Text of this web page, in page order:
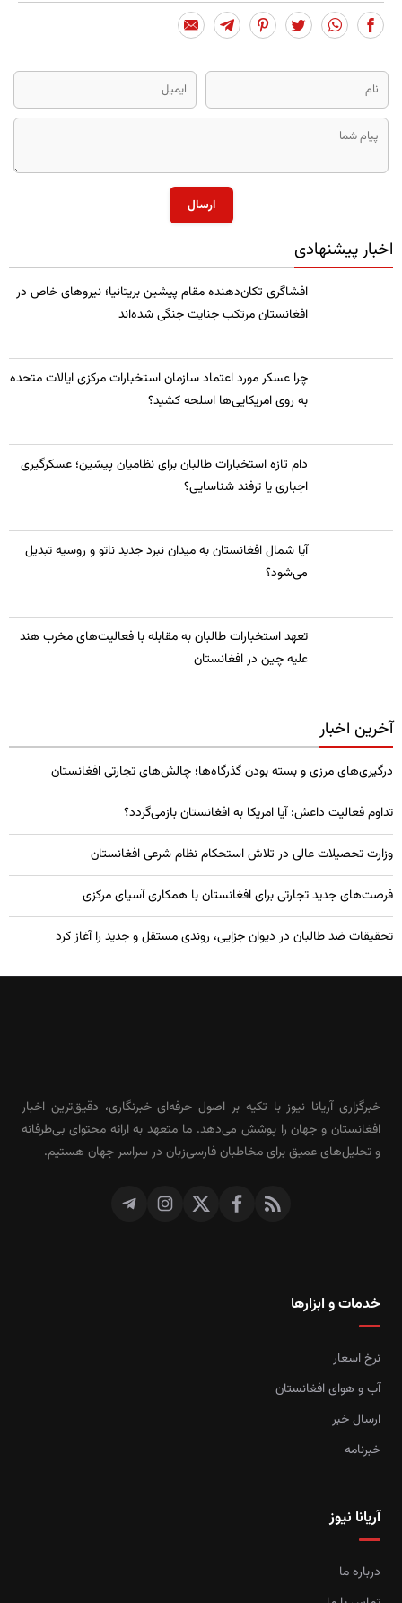
ارسال
اخبار پیشنهادی
​افشاگری تکان‌دهنده مقام پیشین بریتانیا؛ نیروهای خاص در
افغانستان مرتکب جنایت جنگی شده‌اند
چرا عسکر مورد اعتماد سازمان استخبارات مرکزی ایالات متحده
به روی امریکایی‌ها اسلحه کشید؟
​دام تازه استخبارات طالبان برای نظامیان پیشین؛ عسکرگیری
اجباری یا ترفند شناسایی؟
​آیا شمال افغانستان به میدان نبرد جدید ناتو و روسیه تبدیل
می‌شود؟
تعهد استخبارات طالبان به مقابله با فعالیت‌های مخرب هند
علیه چین در افغانستان
آخرین اخبار
درگیری‌های مرزی و بسته بودن گذرگاه‌ها؛ چالش‌های تجارتی افغانستان
تداوم فعالیت داعش: آیا امریکا به افغانستان بازمی‌گردد؟
وزارت تحصیلات عالی در تلاش استحکام نظام شرعی افغانستان
فرصت‌های جدید تجارتی برای افغانستان با همکاری آسیای مرکزی
تحقیقات ضد طالبان در دیوان جزایی، روندی مستقل و جدید را آغاز کرد
خبرگزاری آریانا نیوز با تکیه بر اصول حرفه‌ای خبرنگاری، دقیق‌ترین اخبار
افغانستان و جهان را پوشش می‌دهد. ما متعهد به ارائه محتوای بی‌طرفانه
و تحلیل‌های عمیق برای مخاطبان فارسی‌زبان در سراسر جهان هستیم.
خدمات و ابزارها
نرخ اسعار
آب و هوای افغانستان
ارسال خبر
خبرنامه
آریانا نیوز
درباره ما